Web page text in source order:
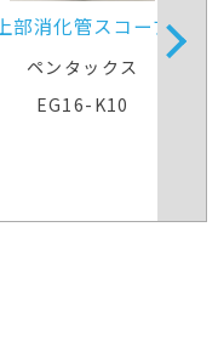
上部消化管スコープ
ペンタックス
EG16-K10